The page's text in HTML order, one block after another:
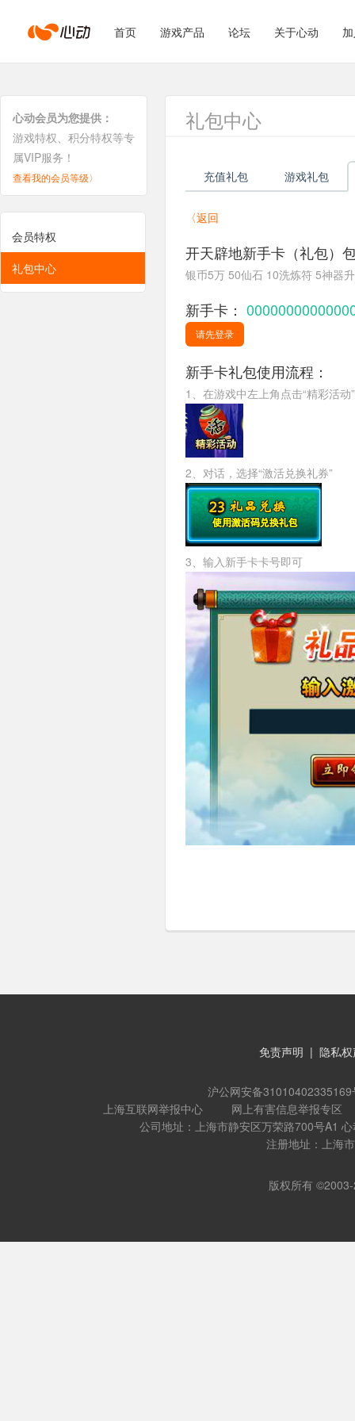
心
动
首页 游戏产品 论坛 关于心动
心动会员为您提供：
游戏特权、积分特权等专
属VIP服务！
查看我的会员等级〉
会员特权
礼包中心
礼包中心
充值礼包 游戏礼包
〈返回
开天辟地新手卡（礼包）
银币5万 50仙石 10洗炼符 5神器
新手卡：
请先登录
新手卡礼包使用流程：
1、在游戏中左上角点击“精彩活动
2、对话，选择“激活兑换礼券”
3、输入新手卡卡号即可
免责声明 | 隐私
沪公网安备31010402335169
上海互联网举报中心
网上有害信息举报专区
公司地址：上海市静安区万荣路700号A1
注册地址：上海
版权所有